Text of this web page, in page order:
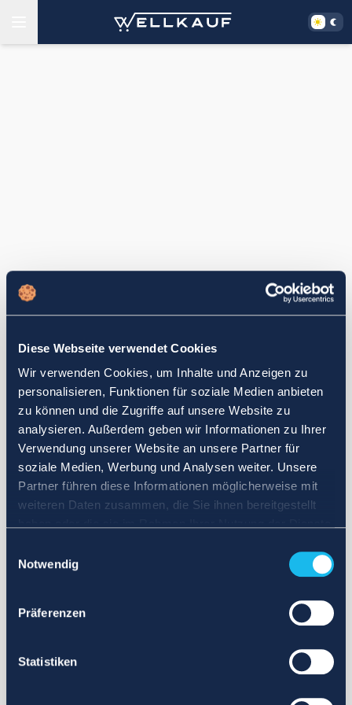
Diese Webseite verwendet Cookies
Wir verwenden Cookies, um Inhalte und Anzeigen zu
personalisieren, Funktionen für soziale Medien anbieten
zu können und die Zugriffe auf unsere Website zu
analysieren. Außerdem geben wir Informationen zu Ihrer
Verwendung unserer Website an unsere Partner für
soziale Medien, Werbung und Analysen weiter. Unsere
Partner führen diese Informationen möglicherweise mit
weiteren Daten zusammen, die Sie ihnen bereitgestellt
Notwendig
Präferenzen
Statistiken